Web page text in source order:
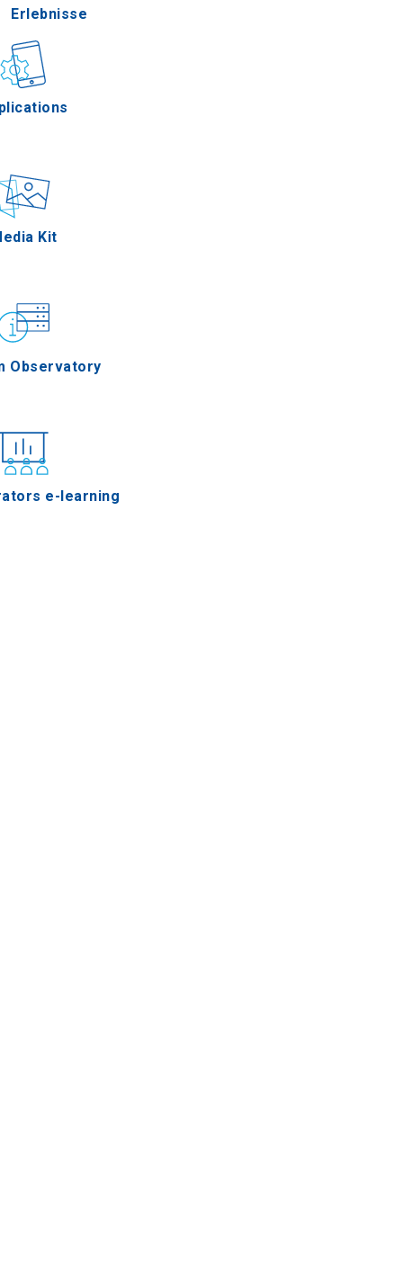
Gastronomie
Ereignisse
Kit
Observatory
e-learning
Erlebnisse